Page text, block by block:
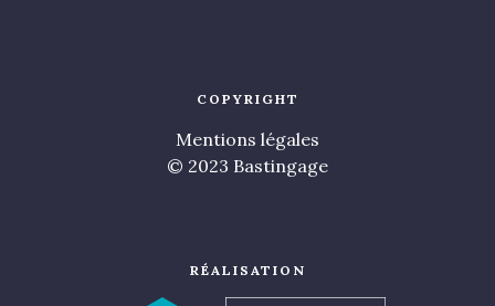
COPYRIGHT
Mentions légales
© 2023 Bastingage
RÉALISATION